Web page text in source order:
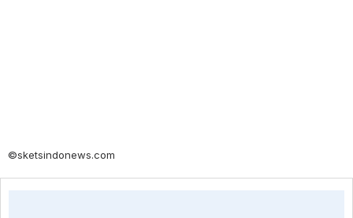
©sketsindonews.com